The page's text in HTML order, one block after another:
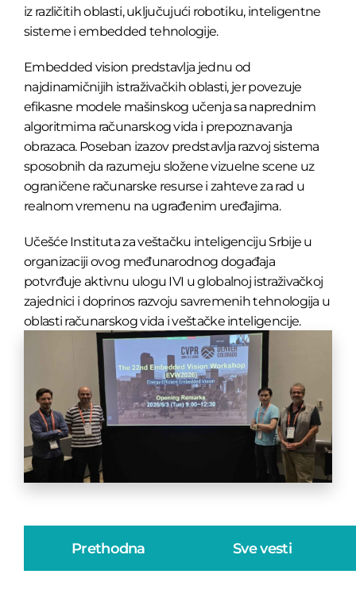
iz različitih oblasti, uključujući robotiku, inteligentne
sisteme i embedded tehnologije.
Embedded vision predstavlja jednu od
najdinamičnijih istraživačkih oblasti, jer povezuje
efikasne modele mašinskog učenja sa naprednim
algoritmima računarskog vida i prepoznavanja
obrazaca. Poseban izazov predstavlja razvoj sistema
sposobnih da razumeju složene vizuelne scene uz
ograničene računarske resurse i zahteve za rad u
realnom vremenu na ugrađenim uređajima.
Učešće Instituta za veštačku inteligenciju Srbije u
organizaciji ovog međunarodnog događaja
potvrđuje aktivnu ulogu IVI u globalnoj istraživačkoj
zajednici i doprinos razvoju savremenih tehnologija u
oblasti računarskog vida i veštačke inteligencije.
Prethodna Sve vesti